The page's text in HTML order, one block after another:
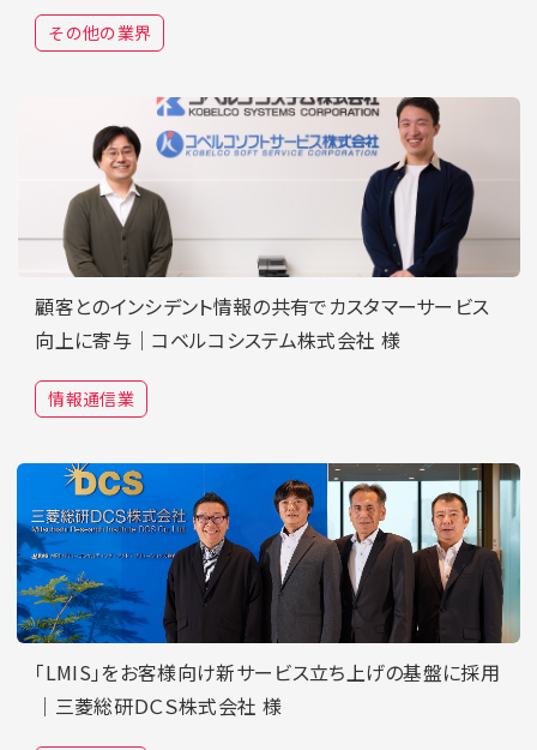
その他の業界
顧客とのインシデント情報の共有でカスタマーサービス
向上に寄与｜コベルコシステム株式会社 様
情報通信業
「LMIS」をお客様向け新サービス立ち上げの基盤に採用
｜三菱総研ＤＣＳ株式会社 様